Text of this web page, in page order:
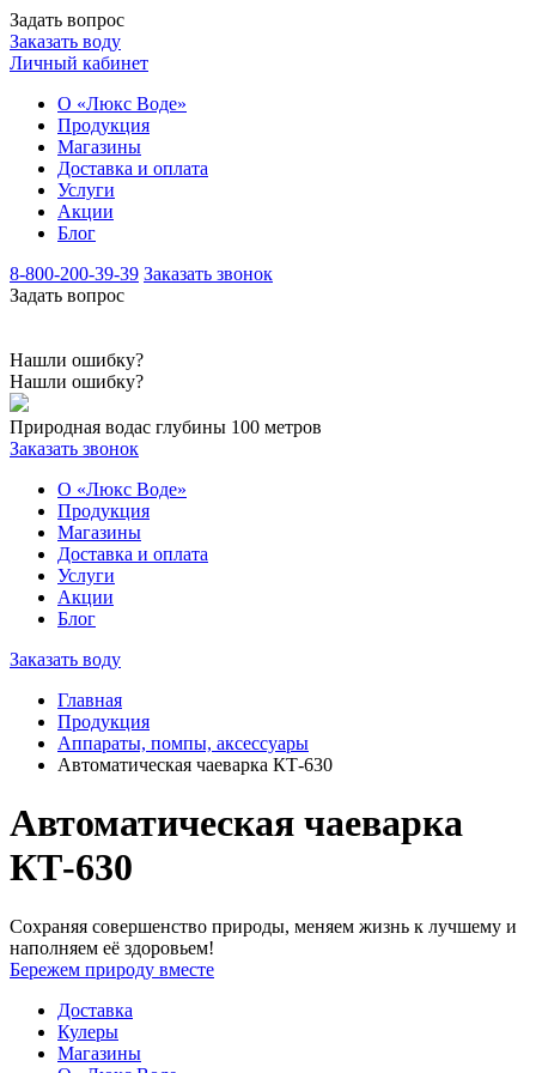
Задать вопрос
Заказать воду
Личный кабинет
О «Люкс Воде»
Продукция
Магазины
Доставка и оплата
Услуги
Акции
Блог
8-800-200-39-39 Заказать звонок
Задать вопрос
Нашли ошибку?
Нашли ошибку?
Природная водас глубины 100 метров
Заказать звонок
О «Люкс Воде»
Продукция
Магазины
Доставка и оплата
Услуги
Акции
Блог
Заказать воду
Главная
Продукция
Аппараты, помпы, аксессуары
Автоматическая чаеварка КТ-630
Автоматическая чаеварка
КТ-630
Сохраняя совершенство природы, меняем жизнь к лучшему и
наполняем её здоровьем!
Бережем природу вместе
Доставка
Кулеры
Магазины